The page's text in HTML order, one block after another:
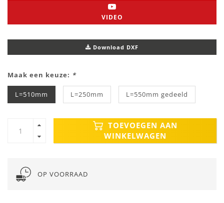
VIDEO
Download DXF
Maak een keuze: *
L=510mm L=250mm L=550mm gedeeld
TOEVOEGEN AAN
WINKELWAGEN
OP VOORRAAD